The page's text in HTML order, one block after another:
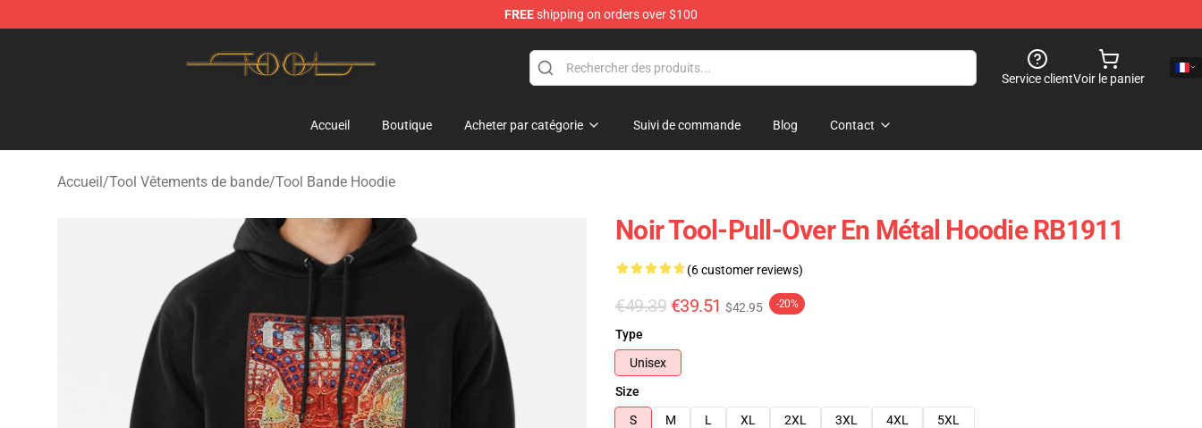
FREEshipping on orders over $100
Service clientVoir le panier
Accueil Boutique Acheter par catégorie Suivi de commande Blog Contact
Accueil/Tool Vêtements de bande/Tool Bande Hoodie
Noir Tool-Pull-Over En Métal Hoodie RB1911
(6 customer reviews)
€49.39 €39.51 $42.95 -20%
Type
Unisex
Size
S
M L XL 2XL 3XL 4XL
5XL